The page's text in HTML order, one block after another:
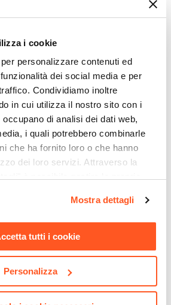
i cookie
personalizzare contenuti ed
dei social media e per
Condividiamo inoltre
in cui utilizza il nostro sito con i
di analisi dei dati web,
i quali potrebbero combinarle
che ha fornito loro o che hanno
dei loro servizi. Attraverso la
informazioni si invita a leggere la
Mostra dettagli
tutti i cookie
Personalizza
i tuoi arredi da esterno,
a pioggia, raggi solari e
al riparo sotto una
utilizza gliappositi dispositivi
come le cover
teli in cotone o plastica
potrebbero danneggiare
inoltre, non utilizzare
per uso domestico e non
o utilizzi commerciali.
anche